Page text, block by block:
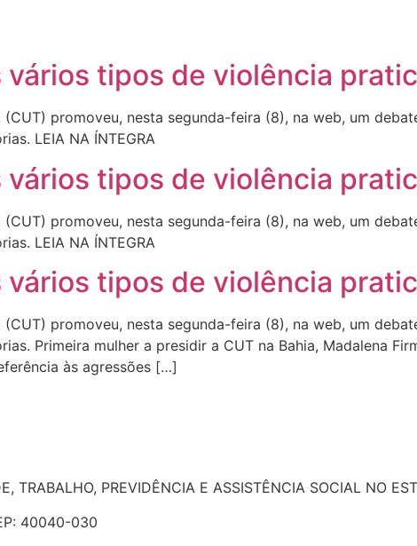
tipos de violência
promoveu, nesta segunda-feira (8), na web, um
LEIA NA ÍNTEGRA
tipos de violência
promoveu, nesta segunda-feira (8), na web, um
LEIA NA ÍNTEGRA
tipos de violência
promoveu, nesta segunda-feira (8), na web, um
Primeira mulher a presidir a CUT na Bahia, Madalena
às agressões […]
TRABALHO, PREVIDÊNCIA E ASSISTÊNCIA SOCIAL NO
40040-030